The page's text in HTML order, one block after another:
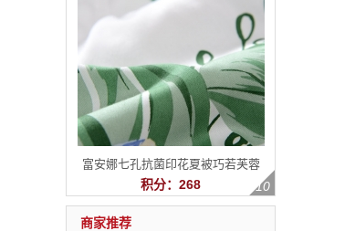
富安娜七孔抗菌印花夏被巧若芙蓉
积分：268
商家推荐